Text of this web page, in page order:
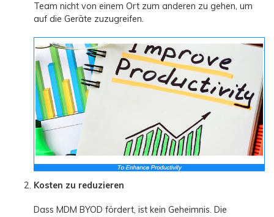
Team nicht von einem Ort zum anderen zu gehen, um
auf die Geräte zuzugreifen.
Kosten zu reduzieren
Dass MDM BYOD fördert, ist kein Geheimnis. Die